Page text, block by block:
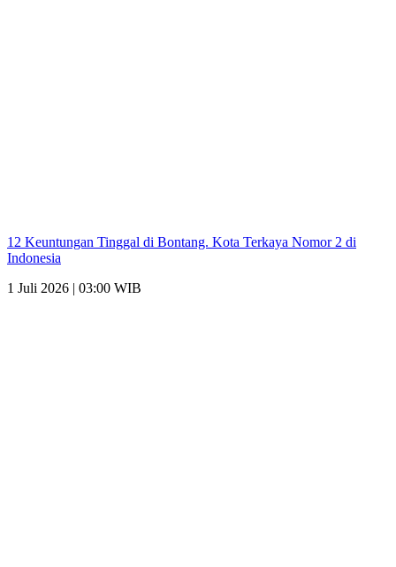
12 Keuntungan Tinggal di Bontang. Kota Terkaya Nomor 2 di
Indonesia
1 Juli 2026 | 03:00 WIB